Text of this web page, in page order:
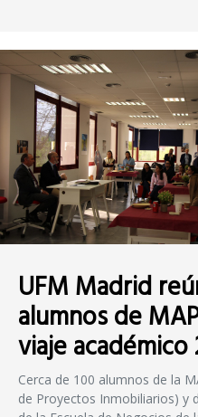
UFM Madrid
alumnos de
viaje académico
Cerca de 100 alumnos de la
de Proyectos Inmobiliarios) y